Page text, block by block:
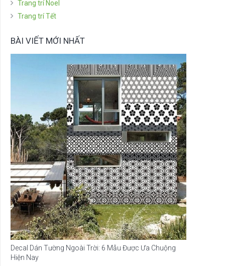
Trang trí Noel
Trang trí Tết
BÀI VIẾT MỚI NHẤT
Decal Dán Tường Ngoài Trời: 6 Mẫu Được Ưa Chuộng
Hiện Nay